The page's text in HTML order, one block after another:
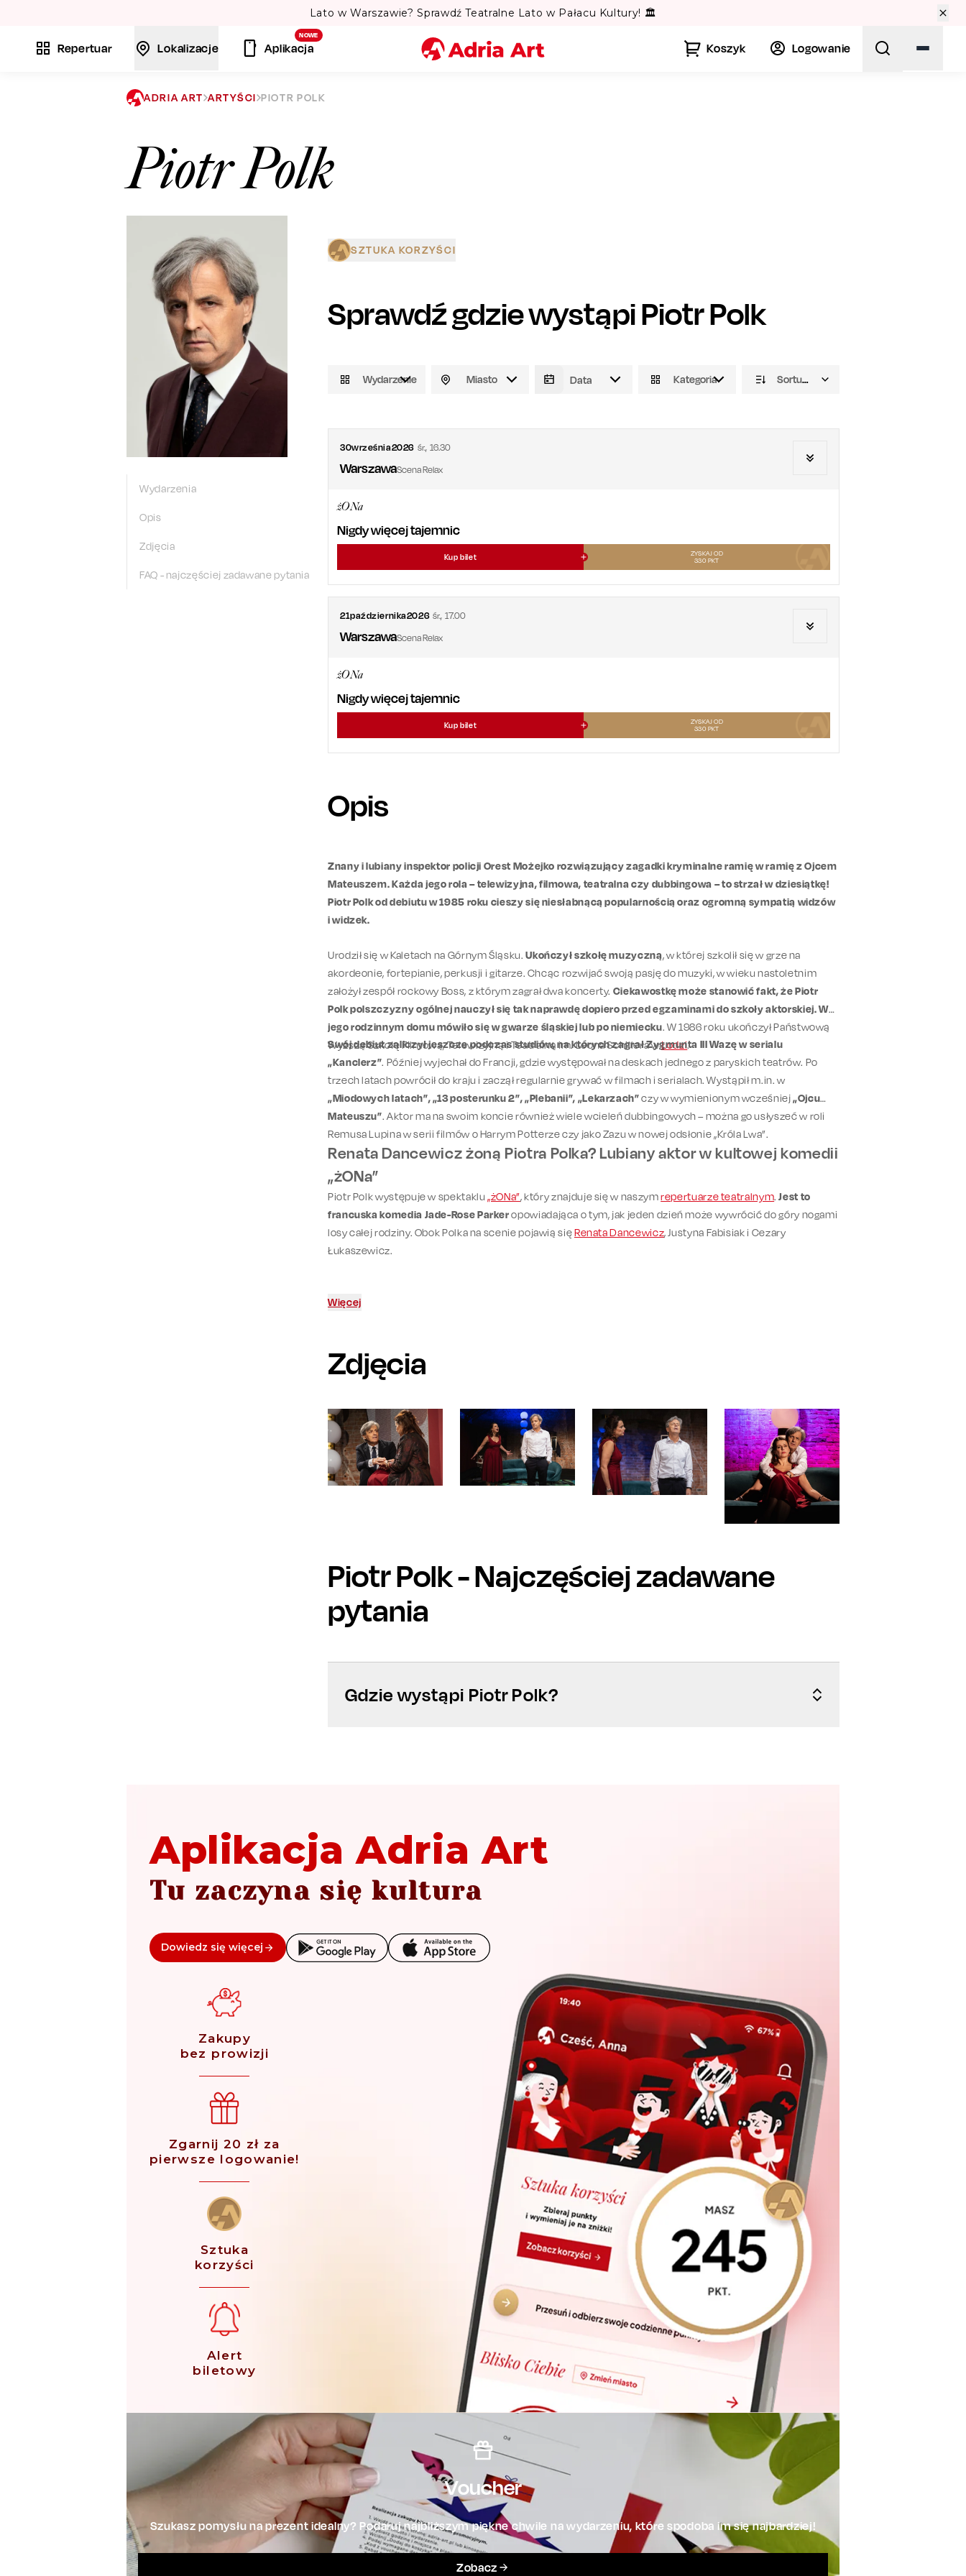
Lato w Warszawie? Sprawdź Teatralne Lato w Pałacu Kultury! 🏛️
Repertuar Lokalizacje
NOWE
Aplikacja Koszyk Logowanie
ADRIA ART ARTYŚCI PIOTR POLK
Piotr Polk
Wydarzenia
Opis
Zdjęcia
FAQ - najczęściej zadawane pytania
SZTUKA KORZYŚCI
Sprawdź gdzie wystąpiPiotr Polk
Wydarzenie Miasto Kategoria Sortuj domyślnie
30września2026 śr., 16.30
WarszawaScena Relax
żONa
Nigdy więcej tajemnic
Kup bilet
ZYSKAJ OD
330 PKT
21października2026 śr.,17.00
WarszawaScena Relax
żONa
Nigdy więcej tajemnic
Kup bilet
ZYSKAJ OD
330 PKT
Opis
Znany i lubiany inspektor policji Orest Możejko rozwiązujący zagadki kryminalne ramię w ramię z Ojcem
Mateuszem. Każda jego rola – telewizyjna, filmowa, teatralna czy dubbingowa – to strzał w dziesiątkę!
Piotr Polk od debiutu w 1985 roku cieszy się niesłabnącą popularnością oraz ogromną sympatią widzów
i widzek.
Urodził się w Kaletach na Górnym Śląsku.Ukończył szkołę muzyczną, w której szkolił się w grze na
akordeonie, fortepianie, perkusji i gitarze. Chcąc rozwijać swoją pasję do muzyki, w wieku nastoletnim
założył zespół rockowy Boss, z którym zagrał dwa koncerty. Ciekawostkę może stanowić fakt, że Piotr
Polk polszczyzny ogólnej nauczył się tak naprawdę dopiero przed egzaminami do szkoły aktorskiej. W
jego rodzinnym domu mówiło się w gwarze śląskiej lub po niemiecku. W 1986 roku ukończył Państwową
Wyższą Szkołę Filmową, Telewizyjną i Teatralną im. Leona Schillera wŁodzi.
Swój debiut zaliczył jeszcze podczas studiów, na których zagrał Zygmunta III Wazę w serialu
„Kanclerz”. Później wyjechał do Francji, gdzie występował na deskach jednego z paryskich teatrów. Po
trzech latach powrócił do kraju i zaczął regularnie grywać w filmach i serialach. Wystąpił m.in. w
„Miodowych latach”, „13 posterunku 2”, „Plebanii”, „Lekarzach”czy w wymienionym wcześniej„Ojcu
Mateuszu”. Aktor ma na swoim koncie również wiele wcieleń dubbingowych – można go usłyszeć w roli
Remusa Lupina w serii filmów o Harrym Potterze czy jako Zazu w nowej odsłonie „Króla Lwa”.
Renata Dancewicz żoną Piotra Polka? Lubiany aktor w kultowej komedii
„żONa”
Piotr Polk występuje w spektaklu„żONa”, który znajduje się w naszymrepertuarze teatralnym.Jest to
francuska komedia Jade-Rose Parkeropowiadająca o tym, jak jeden dzień może wywrócić do góry nogami
losy całej rodziny. Obok Polka na scenie pojawią sięRenata Dancewicz, Justyna Fabisiak i Cezary
Łukaszewicz.
Więcej
Zdjęcia
Piotr Polk- Najczęściej zadawane
pytania
Gdzie wystąpi Piotr Polk?
Aplikacja Adria Art
Tu zaczyna się kultura
Dowiedz się więcej
Zakupy
bez prowizji
Zgarnij 20 zł za
pierwsze logowanie!
Sztuka
korzyści
Alert
biletowy
Voucher
Szukasz pomysłu na prezent idealny? Podaruj najbliższym piękne chwile na wydarzeniu, które spodoba im się najbardziej!
Zobacz